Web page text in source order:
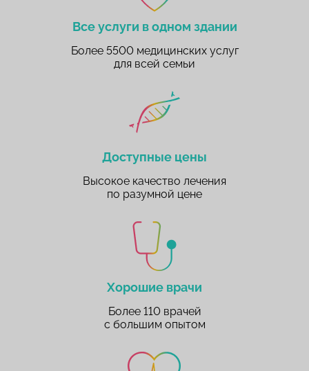
Все услуги в одном здании
Более 5500 медицинских услуг
для всей семьи
Доступные цены
Высокое качество лечения
по разумной цене
Хорошие врачи
Более 110 врачей
с большим опытом